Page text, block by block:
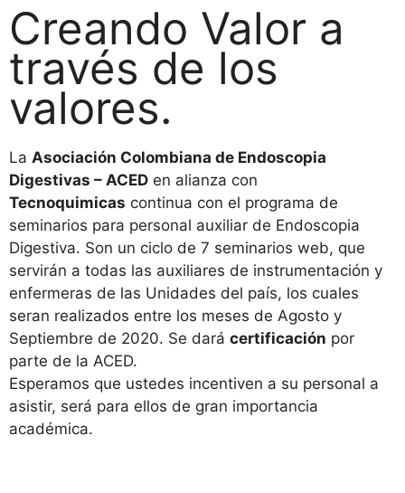
Creando Valor a
través de los
valores.
La Asociación Colombiana de Endoscopia
Digestivas – ACED en alianza con
Tecnoquimicas continua con el programa de
seminarios para personal auxiliar de Endoscopia
Digestiva. Son un ciclo de 7 seminarios web, que
servirán a todas las auxiliares de instrumentación y
enfermeras de las Unidades del país, los cuales
seran realizados entre los meses de Agosto y
Septiembre de 2020. Se dará certificación por
parte de la ACED.
Esperamos que ustedes incentiven a su personal a
asistir, será para ellos de gran importancia
académica.